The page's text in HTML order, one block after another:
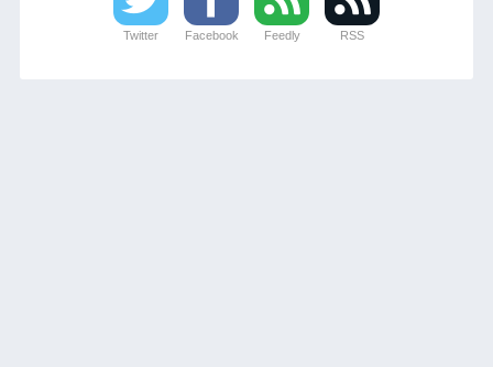
Twitter Facebook Feedly RSS